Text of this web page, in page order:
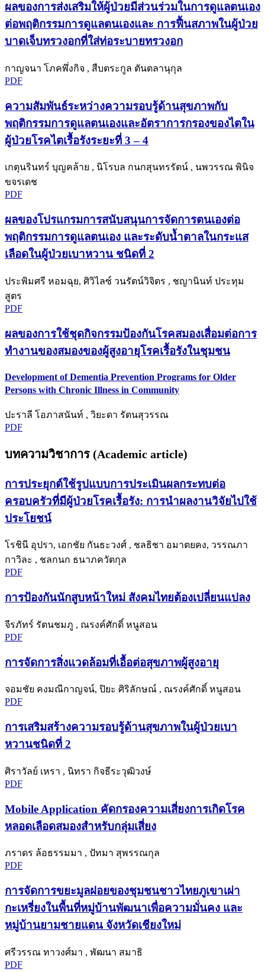
ผลของการส่งเสริมให้ผู้ป่วยมีส่วนร่วมในการดูแลตนเอง
ต่อพฤติกรรมการดูแลตนเองและ การฟื้นสภาพในผู้ป่วย
บาดเจ็บทรวงอกที่ใส่ท่อระบายทรวงอก
กาญจนา โภคพึ่งกิจ , สืบตระกูล ตันตลานุกุล
PDF
ความสัมพันธ์ระหว่างความรอบรู้ด้านสุขภาพกับ
พฤติกรรมการดูแลตนเองและอัตราการกรองของไตใน
ผู้ป่วยโรคไตเรื้อรังระยะที่ 3 – 4
เกตุนรินทร์ บุญคล้าย , นิโรบล กนกสุนทรรัตน์ , นพวรรณ พินิจ
ขจรเดช
PDF
ผลของโปรแกรมการสนับสนุนการจัดการตนเองต่อ
พฤติกรรมการดูแลตนเอง และระดับน้ำตาลในกระแส
เลือดในผู้ป่วยเบาหวาน ชนิดที่ 2
ประพิมศรี หอมฉุย, ศิวิไลซ์ วนรัตน์วิจิตร , ชญานินท์ ประทุม
สูตร
PDF
ผลของการใช้ชุดกิจกรรมป้องกันโรคสมองเสื่อมต่อการ
ทำงานของสมองของผู้สูงอายุโรคเรื้อรังในชุมชน
Development of Dementia Prevention Programs for Older
Persons with Chronic Illness in Community
ปะราลี โอภาสนันท์ , วิยะดา รัตนสุวรรณ
PDF
บทความวิชาการ (Academic article)
การประยุกต์ใช้รูปแบบการประเมินผลกระทบต่อ
ครอบครัวที่มีผู้ป่วยโรคเรื้อรัง: การนำผลงานวิจัยไปใช้
ประโยชน์
โรชินี อุปรา, เอกชัย กันธะวงศ์ , ชลธิชา อมาตยคง, วรรณภา
กาวิละ , ชลกนก ธนาภควัตกุล
PDF
การป้องกันนักสูบหน้าใหม่ สังคมไทยต้องเปลี่ยนแปลง
จีรภัทร์ รัตนชมภู , ณรงค์ศักดิ์ หนูสอน
PDF
การจัดการสิ่งแวดล้อมที่เอื้อต่อสุขภาพผู้สูงอายุ
จอมชัย คงมณีกาญจน์, ปิยะ ศิริลักษณ์ , ณรงค์ศักดิ์ หนูสอน
PDF
การเสริมสร้างความรอบรู้ด้านสุขภาพในผู้ป่วยเบา
หวานชนิดที่ 2
ศิราวัลย์ เหรา , นิทรา กิจธีระวุฒิวงษ์
PDF
Mobile Application คัดกรองความเสี่ยงการเกิดโรค
หลอดเลือดสมองสำหรับกลุ่มเสี่ยง
ภราดร ล้อธรรมมา , ปัทมา สุพรรณกุล
PDF
การจัดการขยะมูลฝอยของชุมชนชาวไทยภูเขาเผ่า
กะเหรี่ยงในพื้นที่หมู่บ้านพัฒนาเพื่อความมั่นคง และ
หมู่บ้านยามชายแดน จังหวัดเชียงใหม่
ศรีวรรณ ทาวงศ์มา , พัฒนา สมาธิ
PDF